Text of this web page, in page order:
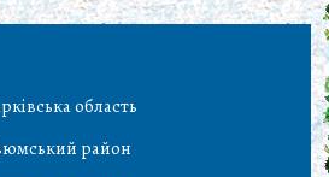
область
район